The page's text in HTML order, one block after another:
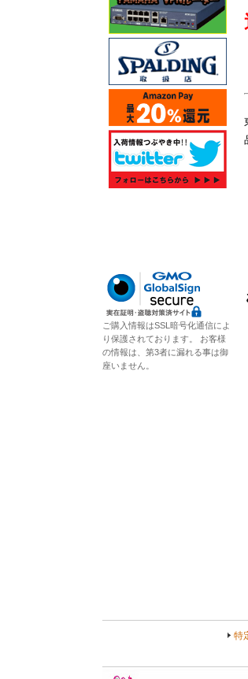
ご購入情報はSSL暗号化通信によ
り保護されております。 お客様
の情報は、第3者に漏れる事は御
座いません。
特